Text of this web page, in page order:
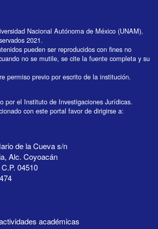
Nacional Autónoma de México (UNAM),
2021.
pueden ser reproducidos con fines no
no se mutile, se cite la fuente completa y su
permiso previo por escrito de la institución.
por el Instituto de Investigaciones Jurídicas.
con este portal favor de dirigirse a:
de la Cueva s/n
Alc. Coyoacán
04510
académicas